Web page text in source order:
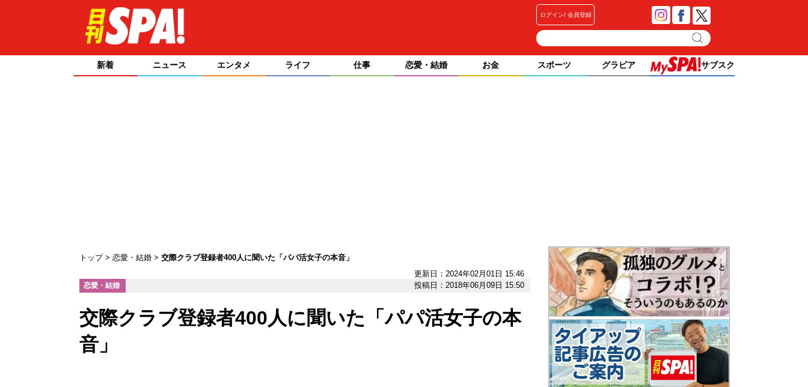
ログイン 会員登録
新着 ニュース エンタメ ライフ 仕事 恋愛・結婚 お金 スポーツ グラビア サブスク
トップ 恋愛・結婚
交際クラブ登録者400人に聞いた「パパ活女子の本音」
更新日：2024年02月01日 15:46
恋愛・結婚 投稿日：2018年06月09日 15:50
交際クラブ登録者400人に聞いた「パパ活女子の本
音」